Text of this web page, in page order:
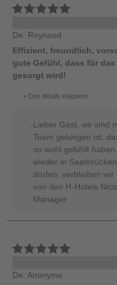
De: Reynaud
Effizient, freundlich,
gute Gefühl, dass für
gesorgt wird!
Des détails indiquent
Lieber Gast, wir sind
Team gelungen ist,
so wohl gefühlt
wieder in
dürfen, verbleiben
von den H-Hotels
Manager
De: Anonyme